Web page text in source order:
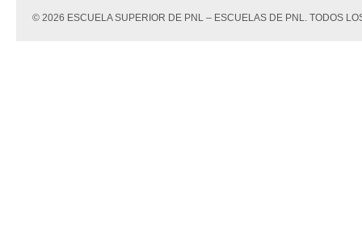
© 2026 ESCUELA SUPERIOR DE PNL – ESCUELAS DE PNL. TODOS